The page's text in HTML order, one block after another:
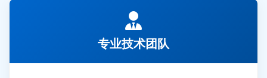
专业技术团队